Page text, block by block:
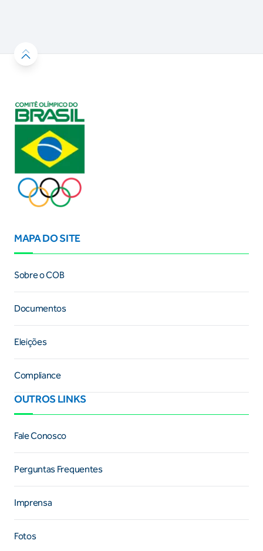
MAPA DO SITE
Sobre o COB
Documentos
Eleições
Compliance
OUTROS LINKS
Fale Conosco
Perguntas Frequentes
Imprensa
Fotos